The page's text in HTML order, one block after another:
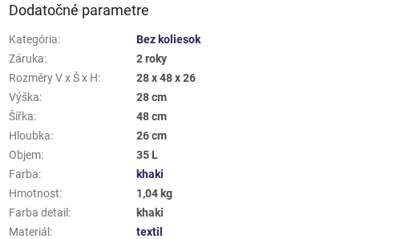
Dodatočné parametre
Kategória:
Bez koliesok
Záruka:
2 roky
Rozměry V x Š x H:
28 x 48 x 26
Výška:
28 cm
Šířka:
48 cm
Hloubka:
26 cm
Objem:
35 L
Farba:
khaki
Hmotnost:
1,04 kg
Farba detail:
khaki
Materiál:
textil